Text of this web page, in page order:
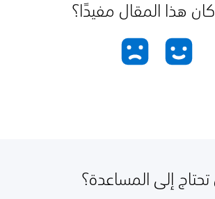
هذا المقال مفيدًا؟
إلى المساعدة؟